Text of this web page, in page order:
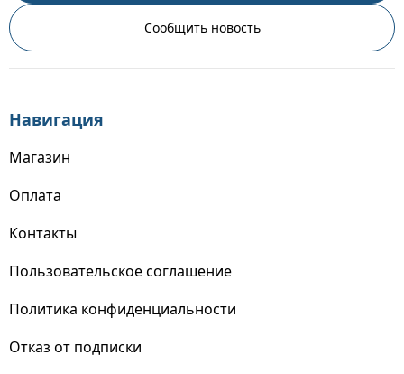
Сообщить новость
Навигация
Магазин
Оплата
Контакты
Пользовательское соглашение
Политика конфиденциальности
Отказ от подписки